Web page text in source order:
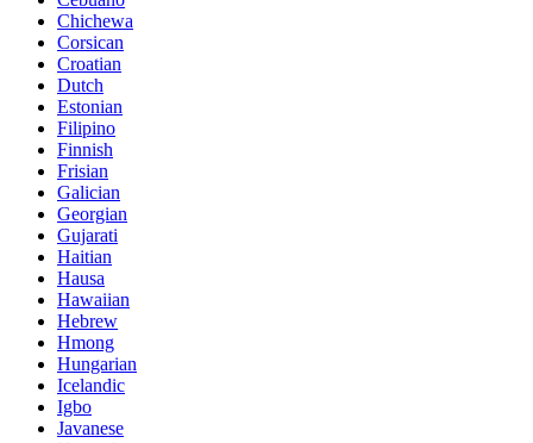
Chichewa
Corsican
Croatian
Dutch
Estonian
Filipino
Finnish
Frisian
Galician
Georgian
Gujarati
Haitian
Hausa
Hawaiian
Hebrew
Hmong
Hungarian
Icelandic
Igbo
Javanese